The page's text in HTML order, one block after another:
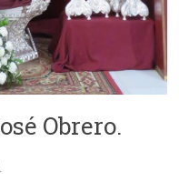
Obrero.